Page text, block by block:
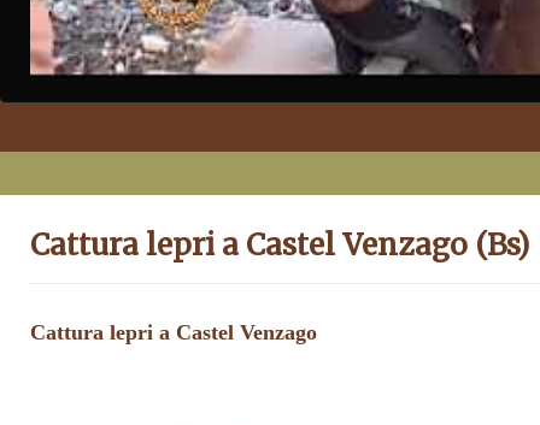
Cattura lepri a Castel Venzago (Bs)
Cattura lepri a Castel Venzago